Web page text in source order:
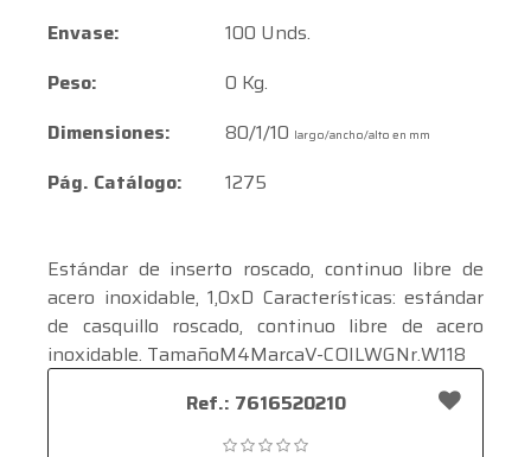
Envase:
100 Unds.
Peso:
0 Kg.
Dimensiones:
80/1/10 largo/ancho/alto en mm
Pág. Catálogo: 1275
Estándar de inserto roscado, continuo libre de
acero inoxidable, 1,0xD Características: estándar
de casquillo roscado, continuo libre de acero
inoxidable. TamañoM4MarcaV-COILWGNr.W118
Ver mas ...
Ref.: 7616520210